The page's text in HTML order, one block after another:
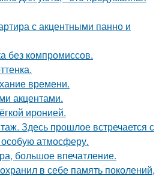
с акцентными панно и
без компромиссов.
времени.
акцентами.
иронией.
Здесь прошлое встречается с
атмосферу.
большое впечатление.
в себе память поколений,